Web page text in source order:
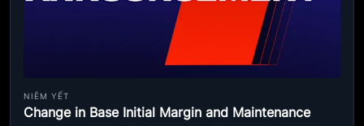
NIÊM YẾT
Change in Base Initial Margin and Maintenance